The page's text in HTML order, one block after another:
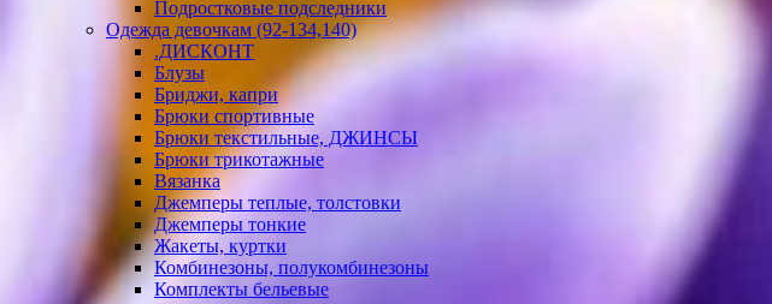
Подростковые подследники
Одежда девочкам (92-134,140)
.ДИСКОНТ
Блузы
Бриджи, капри
Брюки спортивные
Брюки текстильные, ДЖИНСЫ
Брюки трикотажные
Вязанка
Джемперы теплые, толстовки
Джемперы тонкие
Жакеты, куртки
Комбинезоны, полукомбинезоны
Комплекты бельевые